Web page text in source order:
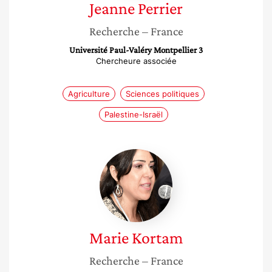
JeannePerrier
Recherche – France
Université Paul-Valéry Montpellier 3
Chercheure associée
Agriculture Sciences politiques
Palestine-Israël
Marie
Kortam
Marie Kortam
Recherche – France